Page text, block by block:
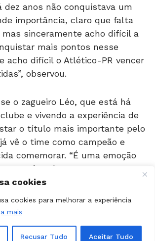
cookies
cookies para melhorar a experiência
mais
Recusar Tudo Aceitar Tudo
importância, claro que falta
sinceramente acho difícil a
mais pontos nesse
acho difícil o Atlético-PR vencer
observou.
e vivendo a experiência de
o título mais importante pelo
vê o time como campeão e
comemorar. “É uma emoção
estar vivendo esse momento,
expectativa de ser campeão no
o zagueiro.
pode acontecer já na próxima
sobre os baianos ou torcer